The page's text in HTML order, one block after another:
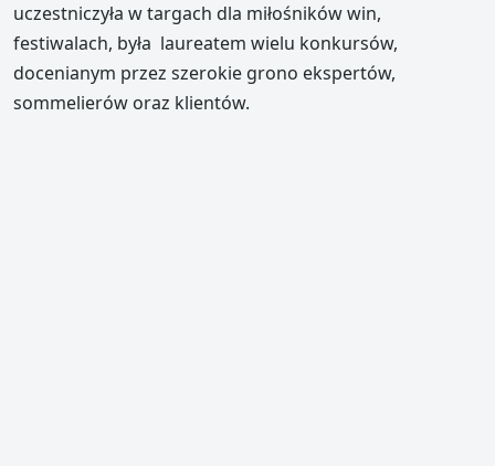
uczestniczyła w targach dla miłośników win,
festiwalach, była laureatem wielu konkursów,
docenianym przez szerokie grono ekspertów,
sommelierów oraz klientów.